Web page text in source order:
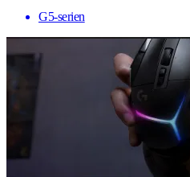
G5-serien